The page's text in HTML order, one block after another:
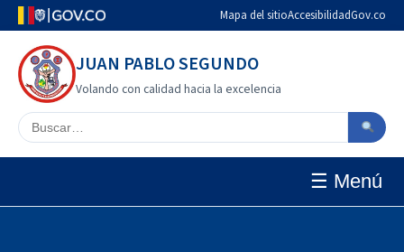
Mapa del sitioAccesibilidadGov.co
JUAN PABLO SEGUNDO
Volando con calidad hacia la excelencia
Buscar en el sitio
☰ Menú